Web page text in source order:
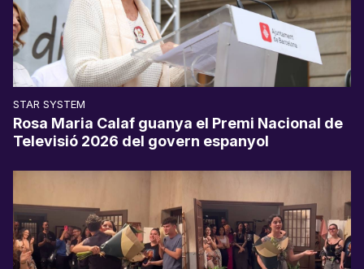
STAR SYSTEM
Rosa Maria Calaf guanya el Premi Nacional de
Televisió 2026 del govern espanyol